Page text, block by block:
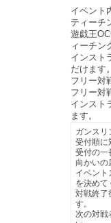
イベント
ティーチ
遊戯王
ィーチン
インスト
だけます。
フリー対
フリー対
インスト
ます。
ガンスリ
受付順に
受付の一
向かいの
イベント
を決めて
対戦終了
す。
次の対戦